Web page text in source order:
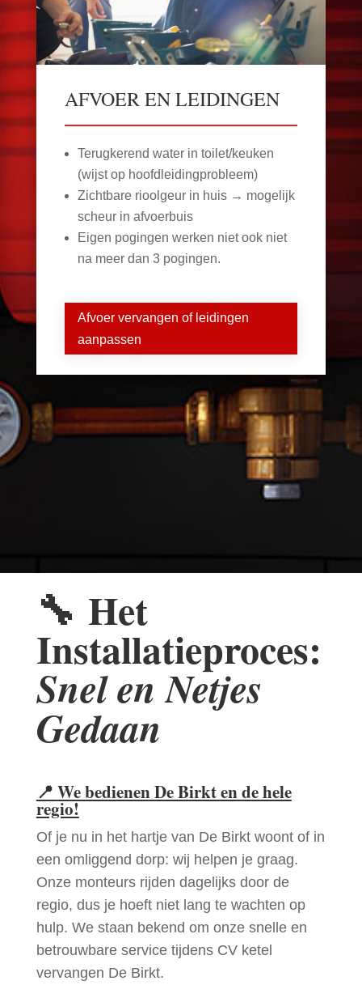
AFVOER EN LEIDINGEN
Terugkerend water in toilet/keuken
(wijst op hoofdleidingprobleem)
Zichtbare rioolgeur in huis → mogelijk
scheur in afvoerbuis
Eigen pogingen werken niet ook niet
na meer dan 3 pogingen.
Afvoer vervangen of leidingen
aanpassen
🔧 Het
Installatieproces:
Snel en Netjes
Gedaan
📍 We bedienen De Birkt en de hele
regio!
Of je nu in het hartje van De Birkt woont of in
een omliggend dorp: wij helpen je graag.
Onze monteurs rijden dagelijks door de
regio, dus je hoeft niet lang te wachten op
hulp. We staan bekend om onze snelle en
betrouwbare service tijdens CV ketel
vervangen De Birkt.